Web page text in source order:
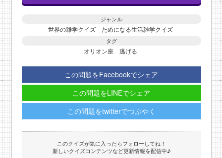
ジャンル
世界の雑学クイズ ためになる生活雑学クイズ
タグ
オリオン座 逃げる
この問題をFacebookでシェア
この問題をLINEでシェア
この問題をtwitterでつぶやく
このクイズが気に入ったらフォローしてね！
新しいクイズコンテンツなど更新情報を配信中♪